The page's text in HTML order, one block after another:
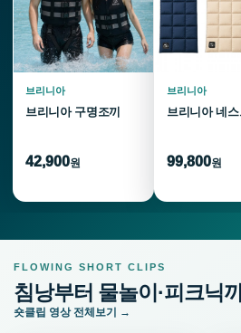
브리니아
브리니아 구명조끼
42,900원
브리니아
브리니아 네
99,800원
FLOWING SHORT CLIPS
침낭부터 물놀이·피크닉
숏클립 영상 전체보기 →